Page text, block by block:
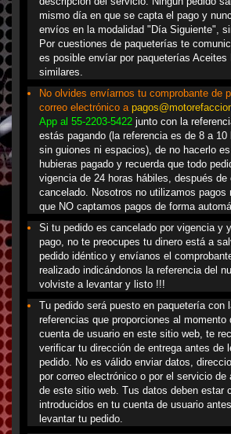
mismo día en que se capta el pago y
envíos en la modalidad "Día Siguiente",
Por cuestiones de paqueterías te
es posible envíar por paqueterías Aceites
similares.
No olvides envíarnos tu comprobante de
correo electrónico a
App al 55-2203-5422 junto con la
estás pagando (la referencia es de 8 a
sin guiones ni espacios), de no hacerlo
hubieras pagado y recuerda que todo
vigencia de 24 horas hábiles, después de
cancelado. Nosotros no utilizamos pagos
que NO captamos pagos de forma
Si tu pedido es cancelado por vigencia y
pago, no te preocupes tu dinero está a
pedido idéntico y envíanos el
realizado indicándonos la referencia del
volviste a levantar y listo !!!
Tu pedido será puesto en paquetería con
referencias que proporciones al momento
cuenta de usuario en este sitio web, te
verificar tu dirección de entrega antes de
pedido. No es válido enviar datos,
por correo electrónico o por el servicio de
de este sitio web. Tus datos deben estar
introducidos en tu cuenta de usuario
levantar tu pedido.